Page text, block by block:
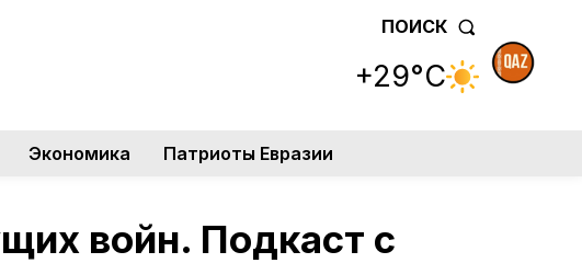
ПОИСК
+29°C
Экономика Патриоты Евразии
войн. Подкаст с